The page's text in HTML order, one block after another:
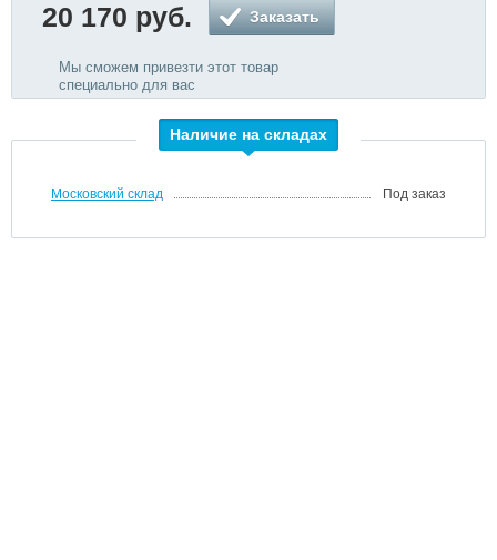
20 170 руб. Заказать
Мы сможем привезти этот товар
специально для вас
Наличие на складах
Московский склад Под заказ